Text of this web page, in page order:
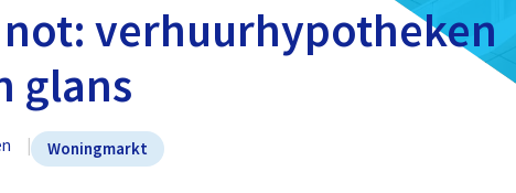
verhuurhypotheken
glans
Woningmarkt